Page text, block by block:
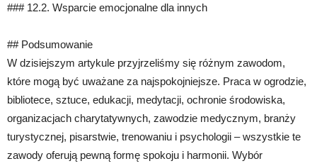
### 12.2. Wsparcie emocjonalne dla innych
## Podsumowanie
W dzisiejszym artykule przyjrzeliśmy się różnym zawodom,
które mogą być uważane za najspokojniejsze. Praca w ogrodzie,
bibliotece, sztuce, edukacji, medytacji, ochronie środowiska,
organizacjach charytatywnych, zawodzie medycznym, branży
turystycznej, pisarstwie, trenowaniu i psychologii – wszystkie te
zawody oferują pewną formę spokoju i harmonii. Wybór